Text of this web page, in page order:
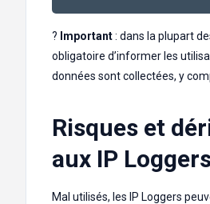
? Important: dans la plupart
obligatoire d’informer les
données sont collectées, y
Risques et
aux IP
Mal utilisés, les IP Loggers